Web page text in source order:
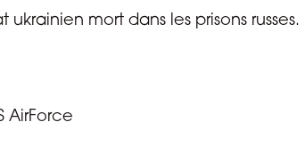
mort dans les prisons russes.
AirForce